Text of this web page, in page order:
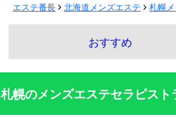
エステ番長 北海道メンズエステ 札幌
おすすめ
札幌のメンズエステセラピスト